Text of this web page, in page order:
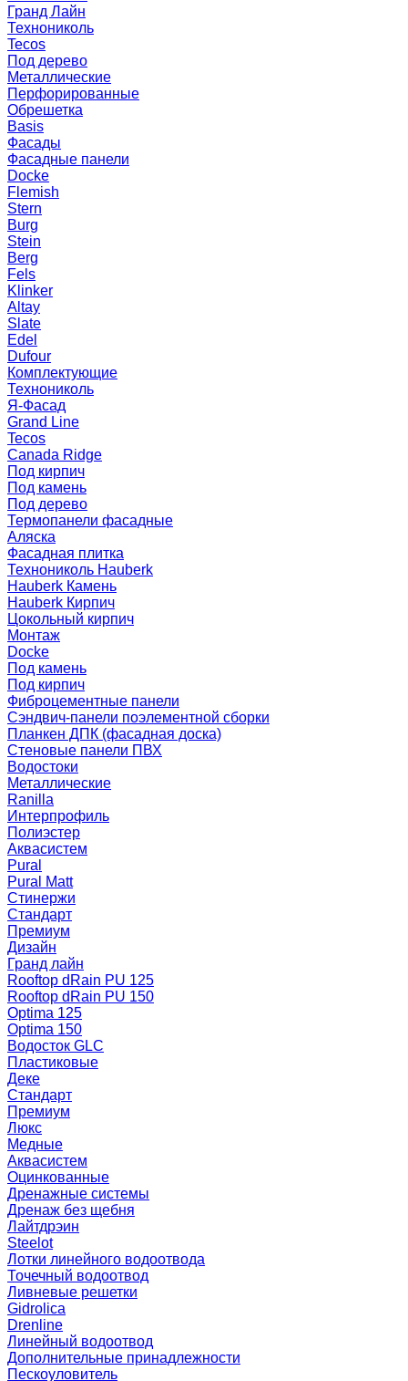
Гранд Лайн
Технониколь
Tecos
Под дерево
Металлические
Перфорированные
Обрешетка
Basis
Фасады
Фасадные панели
Docke
Flemish
Stern
Burg
Stein
Berg
Fels
Klinker
Altay
Slate
Edel
Dufour
Комплектующие
Технониколь
Я-Фасад
Grand Line
Tecos
Canada Ridge
Под кирпич
Под камень
Под дерево
Термопанели фасадные
Аляска
Фасадная плитка
Технониколь Hauberk
Hauberk Камень
Hauberk Кирпич
Цокольный кирпич
Монтаж
Docke
Под камень
Под кирпич
Фиброцементные панели
Сэндвич-панели поэлементной сборки
Планкен ДПК (фасадная доска)
Стеновые панели ПВХ
Водостоки
Металлические
Ranilla
Интерпрофиль
Полиэстер
Аквасистем
Pural
Pural Matt
Стинержи
Стандарт
Премиум
Дизайн
Гранд лайн
Rooftop dRain PU 125
Rooftop dRain PU 150
Optima 125
Optima 150
Водосток GLC
Пластиковые
Деке
Стандарт
Премиум
Люкс
Медные
Аквасистем
Оцинкованные
Дренажные системы
Дренаж без щебня
Лайтдрэин
Steelot
Лотки линейного водоотвода
Точечный водоотвод
Ливневые решетки
Gidrolica
Drenline
Линейный водоотвод
Дополнительные принадлежности
Пескоуловитель